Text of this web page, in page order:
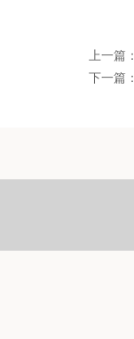
上一篇：
下一篇：